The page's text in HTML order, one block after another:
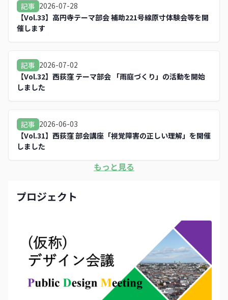
記事 2026-07-28
【Vol.33】高円寺テーマ部会 補助221号線原寸体験会等を開
催します
記事 2026-07-02
【Vol.32】西荻窪 テーマ部会 「雨庭づくり」の活動を開始
しました
記事 2026-06-03
【Vol.31】西荻窪 部会講座「視覚障害の正しい理解」を開催
しました
もっと見る
プロジェクト